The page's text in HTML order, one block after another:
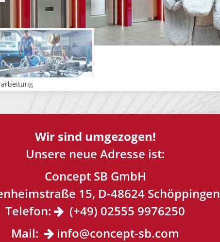
Wir sind umgezogen!
Unsere neue Adresse ist:
Concept SB GmbH
15, D-48624 Schöppingen
Telefon:
(+49) 02555 9976250
Mail:
info@concept-sb.com